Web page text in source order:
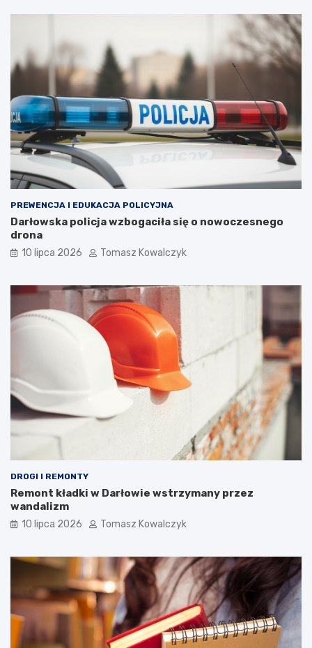
PREWENCJA I EDUKACJA POLICYJNA
Darłowska policja wzbogaciła się o nowoczesnego
drona
10 lipca 2026 Tomasz Kowalczyk
DROGI I REMONTY
Remont kładki w Darłowie wstrzymany przez
wandalizm
10 lipca 2026 Tomasz Kowalczyk